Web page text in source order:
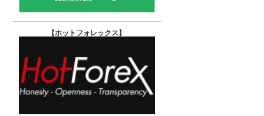
【ホットフォレックス 】